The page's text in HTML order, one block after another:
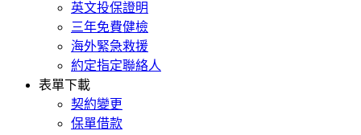
英文投保證明
三年免費健檢
海外緊急救援
約定指定聯絡人
表單下載
契約變更
保單借款